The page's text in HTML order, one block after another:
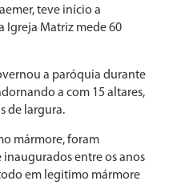
teve início a
Igreja Matriz mede 60
a paróquia durante
a com 15 altares,
de largura.
mármore, foram
entre os anos
em legitimo mármore